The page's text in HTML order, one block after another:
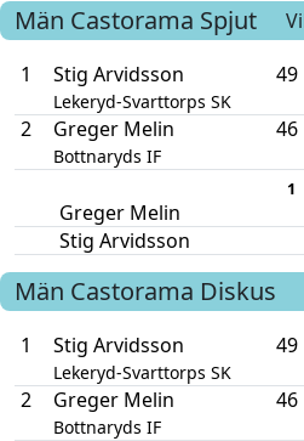
Män Castorama Spjut
1 Stig Arvidsson
Lekeryd-Svarttorps SK
49
2 Greger Melin
Bottnaryds IF
46
1
Greger Melin
Stig Arvidsson
Män Castorama Diskus
1 Stig Arvidsson
Lekeryd-Svarttorps SK
49
2 Greger Melin
Bottnaryds IF
46